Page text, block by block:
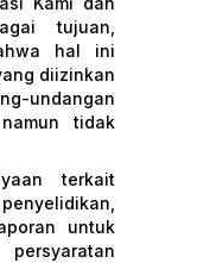
tujuan,
hal ini
diizinkan
undangan
tidak
terkait
untuk